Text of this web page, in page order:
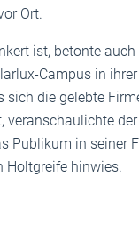
Ort.
ist, betonte
Campus in
sich die gelebte
Publikum in seiner
Holtgreife hinwies.